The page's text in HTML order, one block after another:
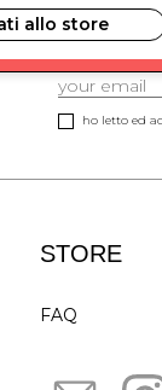
ISCRIVITI
ho letto ed
STORE
FAQ
allo store